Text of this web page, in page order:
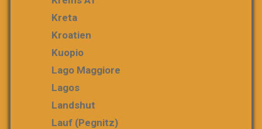
Kreta
Kroatien
Kuopio
Lago Maggiore
Lagos
Landshut
Lauf (Pegnitz)